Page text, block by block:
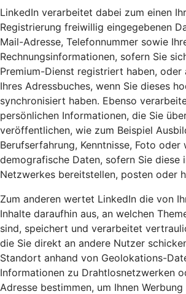
LinkedIn verarbeitet dabei zum einen
Registrierung freiwillig eingegebenen
Mail-Adresse, Telefonnummer sowie
Rechnungsinformationen, sofern Sie
Premium-Dienst registriert haben, oder
Ihres Adressbuches, wenn Sie dieses
synchronisiert haben. Ebenso
persönlichen Informationen, die Sie
veröffentlichen, wie zum Beispiel
Berufserfahrung, Kenntnisse, Foto oder
demografische Daten, sofern Sie diese
Netzwerkes bereitstellen, posten oder
Zum anderen wertet LinkedIn die von
Inhalte daraufhin aus, an welchen
sind, speichert und verarbeitet
die Sie direkt an andere Nutzer
Standort anhand von Geolokations-
Informationen zu Drahtlosnetzwerken
Adresse bestimmen, um Ihnen